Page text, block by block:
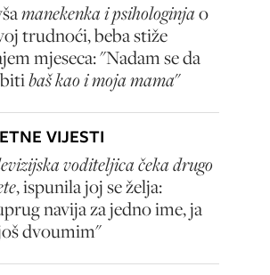
manekenka i psihologinjao
trudnoći, beba stiže
mjeseca: "Nadam se da
baš kao i moja mama"
VIJESTI
voditeljica čeka drugo
, ispunila joj se želja:
navija za jedno ime, ja
dvoumim"